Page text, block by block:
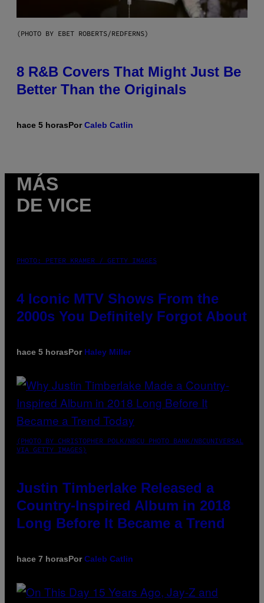
(PHOTO BY EBET ROBERTS/REDFERNS)
8 R&B Covers That Might Just Be
Better Than the Originals
hace 5 horasPorCaleb Catlin
MÁS
DE VICE
PHOTO: PETER KRAMER / GETTY IMAGES
4 Iconic MTV Shows From the
2000s You Definitely Forgot About
hace 5 horasPor Haley Miller
(PHOTO BY CHRISTOPHER POLK/NBCU PHOTO BANK/NBCUNIVERSAL
VIA GETTY IMAGES)
Justin Timberlake Released a
Country-Inspired Album in 2018
Long Before It Became a Trend
hace 7 horasPorCaleb Catlin